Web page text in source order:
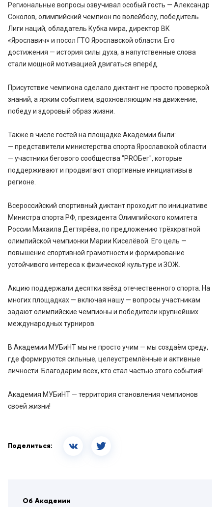
Об Академии
Региональные вопросы озвучивал особый гость — Александр
Соколов, олимпийский чемпион по волейболу, победитель
Лиги наций, обладатель Кубка мира, директор ВК
«Ярославич» и посол ГТО Ярославской области. Его
достижения — история силы духа, а напутственные слова
стали мощной мотивацией двигаться вперёд.
Присутствие чемпиона сделало диктант не просто проверкой
знаний, а ярким событием, вдохновляющим на движение,
победу и здоровый образ жизни.
Также в числе гостей на площадке Академии были:
— представители министерства спорта Ярославской области
— участники бегового сообщества "PROБег", которые
поддерживают и продвигают спортивные инициативы в
регионе.
Всероссийский спортивный диктант проходит по инициативе
Министра спорта РФ, президента Олимпийского комитета
России Михаила Дегтярёва, по предложению трёхкратной
олимпийской чемпионки Марии Киселёвой. Его цель —
повышение спортивной грамотности и формирование
устойчивого интереса к физической культуре и ЗОЖ.
Акцию поддержали десятки звёзд отечественного спорта. На
многих площадках — включая нашу — вопросы участникам
задают олимпийские чемпионы и победители крупнейших
международных турниров.
В Академии МУБиНТ мы не просто учим — мы создаём среду,
где формируются сильные, целеустремлённые и активные
личности. Благодарим всех, кто стал частью этого события!
Академия МУБиНТ — территория становления чемпионов
своей жизни!
Поделиться: